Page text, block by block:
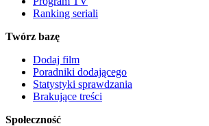
Ranking seriali
Twórz bazę
Dodaj film
Poradniki dodającego
Statystyki sprawdzania
Brakujące treści
Społeczność